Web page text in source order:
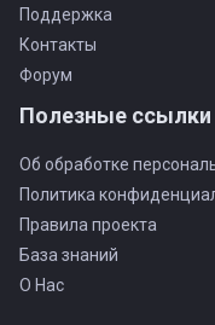
Поддержка
Контакты
Форум
Полезные ссылки
Об обработке
Политика
Правила проекта
База знаний
О Нас